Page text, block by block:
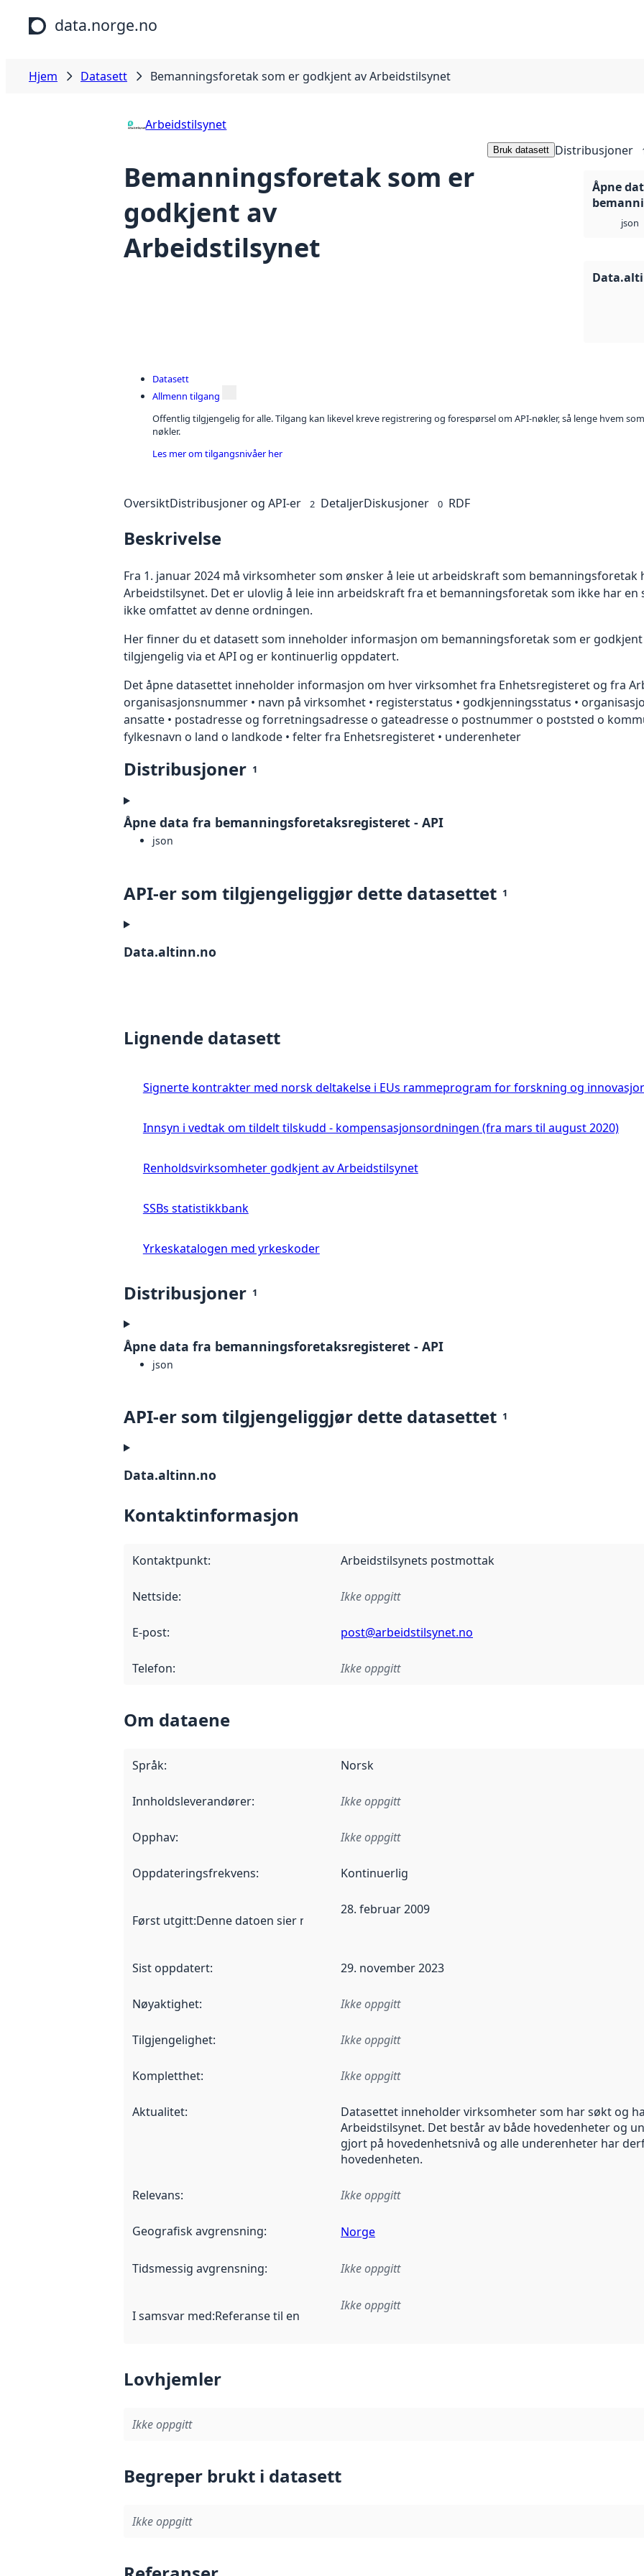
Hopp til hovedinnhold
data.norge.no
Hjem Datasett Bemanningsforetak som er godkjent av Arbeidstilsynet
Arbeidstilsynet
Bemanningsforetak som er
godkjent av
Arbeidstilsynet
Bruk datasett Distribusjoner
Åpne
json
Datasett
Allmenn tilgang
Offentlig tilgjengelig for alle. Tilgang kan likevel kreve registrering og forespørsel om API-nøkler, så lenge hvem
nøkler.
Les mer om tilgangsnivåer her
OversiktDistribusjoner og API-er 2 DetaljerDiskusjoner 0 RDF
Beskrivelse
Fra 1. januar 2024 må virksomheter som ønsker å leie ut arbeidskraft som bemanningsforetak
Arbeidstilsynet. Det er ulovlig å leie inn arbeidskraft fra et bemanningsforetak som ikke har
ikke omfattet av denne ordningen.
Her finner du et datasett som inneholder informasjon om bemanningsforetak som er
tilgjengelig via et API og er kontinuerlig oppdatert.
Det åpne datasettet inneholder informasjon om hver virksomhet fra Enhetsregisteret og fra
organisasjonsnummer • navn på virksomhet • registerstatus • godkjenningsstatus •
ansatte • postadresse og forretningsadresse o gateadresse o postnummer o poststed o
fylkesnavn o land o landkode • felter fra Enhetsregisteret • underenheter
Distribusjoner 1
Åpne data fra bemanningsforetaksregisteret - API
json
API-er som tilgjengeliggjør dette datasettet 1
Data.altinn.no
Lignende datasett
Signerte kontrakter med norsk deltakelse i EUs rammeprogram for forskning og
Innsyn i vedtak om tildelt tilskudd - kompensasjonsordningen (fra mars til august 2020)
Renholdsvirksomheter godkjent av Arbeidstilsynet
SSBs statistikkbank
Yrkeskatalogen med yrkeskoder
Distribusjoner 1
Åpne data fra bemanningsforetaksregisteret - API
json
API-er som tilgjengeliggjør dette datasettet 1
Data.altinn.no
Kontaktinformasjon
Kontaktpunkt: Arbeidstilsynets postmottak
Nettside: Ikke oppgitt
E-post: post@arbeidstilsynet.no
Telefon: Ikke oppgitt
Om dataene
Språk: Norsk
Innholdsleverandører: Ikke oppgitt
Opphav: Ikke oppgitt
Oppdateringsfrekvens: Kontinuerlig
Først utgitt:Denne datoen sier når dataene i dette datasettet første gang ble utgitt. Det kan
28. februar 2009
Sist oppdatert: 29. november 2023
Nøyaktighet: Ikke oppgitt
Tilgjengelighet: Ikke oppgitt
Kompletthet: Ikke oppgitt
Aktualitet:
Datasettet inneholder virksomheter som har søkt og
Arbeidstilsynet. Det består av både hovedenheter og
gjort på hovedenhetsnivå og alle underenheter har
hovedenheten.
Relevans: Ikke oppgitt
Geografisk avgrensning: Norge
Tidsmessig avgrensning: Ikke oppgitt
I samsvar med:Referanse til en implementasjonsregel eller annen spesifikasjon, som ligger
Ikke oppgitt
Lovhjemler
Ikke oppgitt
Begreper brukt i datasett
Ikke oppgitt